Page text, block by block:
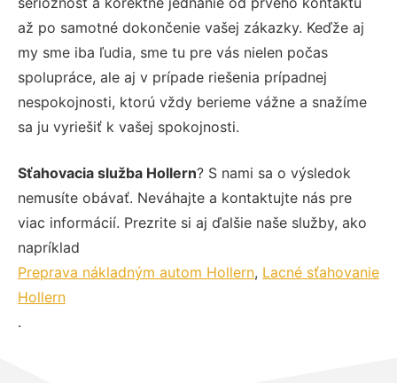
až po samotné dokončenie vašej zákazky. Keďže aj
my sme iba ľudia, sme tu pre vás nielen počas
spolupráce, ale aj v prípade riešenia prípadnej
nespokojnosti, ktorú vždy berieme vážne a snažíme
sa ju vyriešiť k vašej spokojnosti.
Sťahovacia služba Hollern? S nami sa o výsledok
nemusíte obávať. Neváhajte a kontaktujte nás pre
viac informácií. Prezrite si aj ďalšie naše služby, ako
napríklad
Preprava nákladným autom Hollern, Lacné sťahovanie
Hollern
.